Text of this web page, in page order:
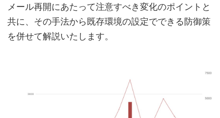
メール再開にあたって注意すべき変化のポイントと
共に、その手法から既存環境の設定でできる防御策
を併せて解説いたします。